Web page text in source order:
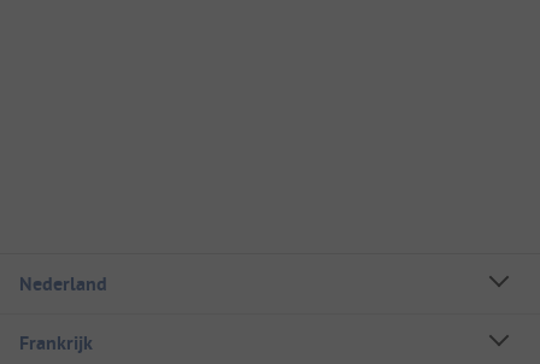
Nederland
Frankrijk